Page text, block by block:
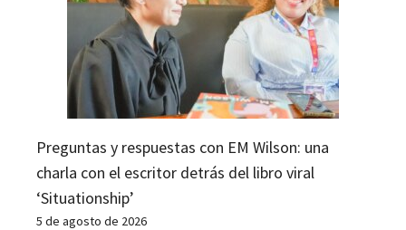
Preguntas y respuestas con EM Wilson: una
charla con el escritor detrás del libro viral
‘Situationship’
5 de agosto de 2026